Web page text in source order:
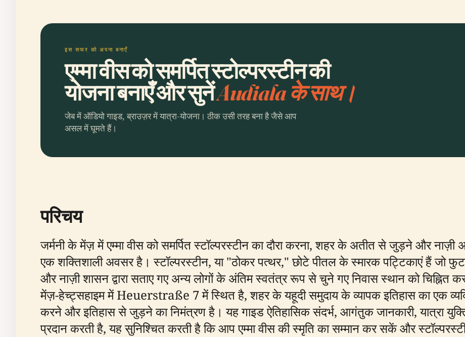
इस सफर को अपना बनाएँ
एम्मा वीस को समर्पित स्टोल्परस्टीन की
योजना बनाएँ और सुनेंAudiala के साथ।
जेब में ऑडियो गाइड, ब्राउज़र में यात्रा-योजना। ठीक उसी तरह बना है जैसे आप
असल में घूमते हैं।
परिचय
जर्मनी के मेंज़ में एम्मा वीस को समर्पित स्टॉल्परस्टीन का दौरा करना, शहर के अतीत से जुड़ने और नाज़ी
एक शक्तिशाली अवसर है। स्टॉल्परस्टीन, या "ठोकर पत्थर," छोटे पीतल के स्मारक पट्टिकाएं हैं जो
और नाज़ी शासन द्वारा सताए गए अन्य लोगों के अंतिम स्वतंत्र रूप से चुने गए निवास स्थान को चिह्नित
मेंज़-हेच्ट्सहाइम में Heuerstraße 7 में स्थित है, शहर के यहूदी समुदाय के व्यापक इतिहास का एक
करने और इतिहास से जुड़ने का निमंत्रण है। यह गाइड ऐतिहासिक संदर्भ, आगंतुक जानकारी, यात्रा
प्रदान करती है, यह सुनिश्चित करती है कि आप एम्मा वीस की स्मृति का सम्मान कर सकें और